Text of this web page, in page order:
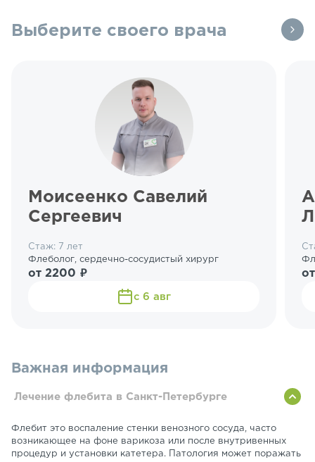
Выберите своего врача
Моисеенко Савелий
Сергеевич
Стаж: 7 лет
Флеболог, сердечно-сосудистый хирург
от 2200 ₽
с 6 авг
Важная информация
Лечение флебита в Санкт-Петербурге
Флебит это воспаление стенки венозного сосуда, часто
возникающее на фоне варикоза или после внутривенных
процедур и установки катетера. Патология может поражать